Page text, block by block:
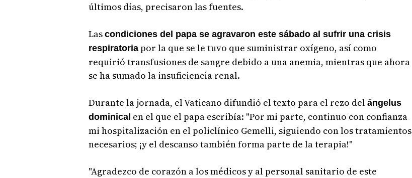
últimos días, precisaron las fuentes.
Las condiciones del papa se agravaron este sábado al sufrir una crisis
respiratoriapor la que se le tuvo que suministrar oxígeno, así como
requirió transfusiones de sangre debido a una anemia, mientras que ahora
se ha sumado la insuficiencia renal.
Durante la jornada, el Vaticano difundió el texto para el rezo del ángelus
dominical en el que el papa escribía: "Por mi parte, continuo con confianza
mi hospitalización en el policlínico Gemelli, siguiendo con los tratamientos
necesarios; ¡y el descanso también forma parte de la terapia!"
"Agradezco de corazón a los médicos y al personal sanitario de este